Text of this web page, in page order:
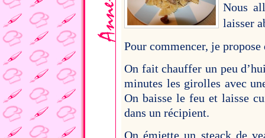
Nous
laisser
Pour commencer, je
On fait chauffer un peu
minutes les girolles avec
On baisse le feu et laisse
dans un récipient.
On émiette un steack de